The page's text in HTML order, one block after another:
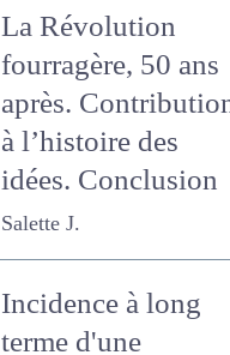
La Révolution
fourragère, 50 ans
après. Contribution
à l’histoire des
idées. Conclusion
Salette J.
Incidence à long